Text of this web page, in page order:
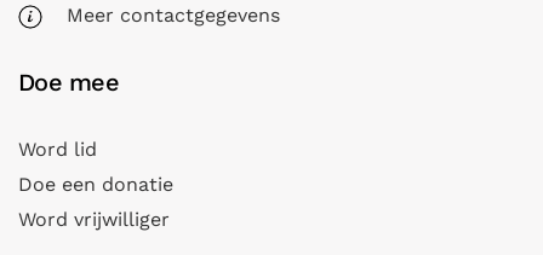
Meer contactgegevens
Doe mee
Word lid
Doe een donatie
Word vrijwilliger